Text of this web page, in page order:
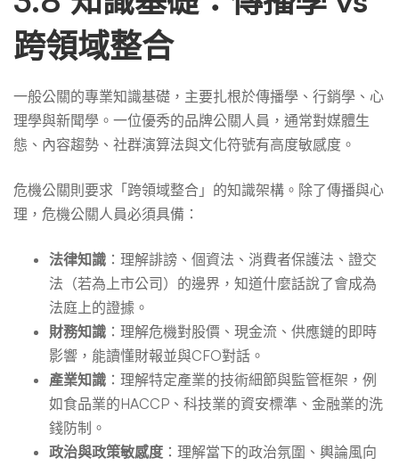
跨領域整合
一般公關的專業知識基礎，主要扎根於傳播學、行銷學、心
理學與新聞學。一位優秀的品牌公關人員，通常對媒體生
態、內容趨勢、社群演算法與文化符號有高度敏感度。
危機公關則要求「跨領域整合」的知識架構。除了傳播與心
理，危機公關人員必須具備：
法律知識 ：理解誹謗、個資法、消費者保護法、證交
法（若為上市公司）的邊界，知道什麼話說了會成為
法庭上的證據。
財務知識 ：理解危機對股價、現金流、供應鏈的即時
影響，能讀懂財報並與CFO對話。
產業知識 ：理解特定產業的技術細節與監管框架，例
如食品業的HACCP、科技業的資安標準、金融業的洗
錢防制。
政治與政策敏感度 ：理解當下的政治氛圍、輿論風向